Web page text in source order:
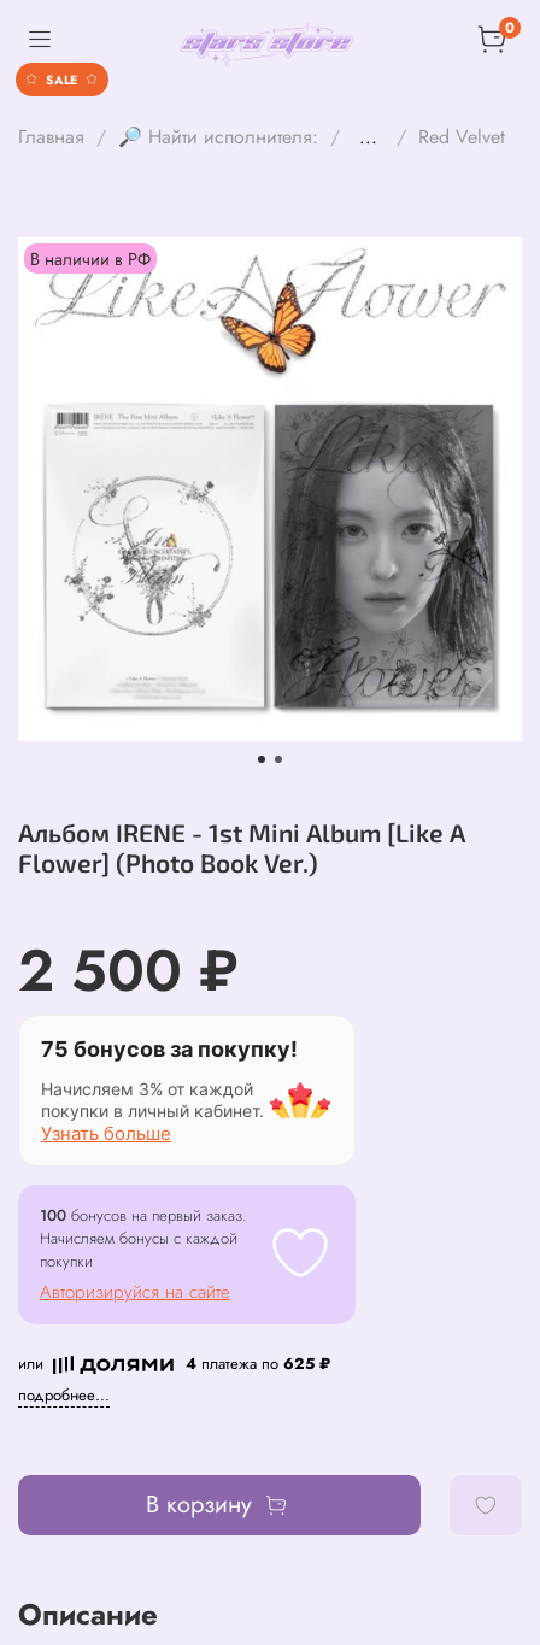
0
Главная 🔎 Найти исполнителя: ... Red Velvet
В наличии в РФ
Альбом IRENE - 1st Mini Album [Like A
Flower] (Photo Book Ver.)
2 500 ₽
75 бонусов за покупку!
Начисляем 3% от каждой
покупки в личный кабинет.
Узнать больше
100 бонусов на первый заказ.
Начисляем бонусы с каждой
покупки
Авторизируйся на сайте
или 4 платежа по 625 ₽
подробнее...
В корзину
Описание